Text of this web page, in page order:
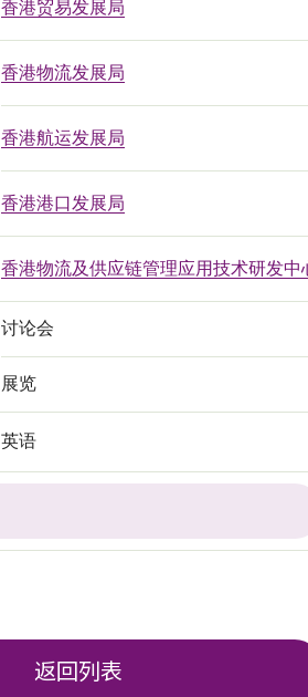
香港贸易发展局
香港物流发展局
香港航运发展局
香港港口发展局
香港物流及供应链管理应用技术研发中
讨论会
展览
英语
返回列表